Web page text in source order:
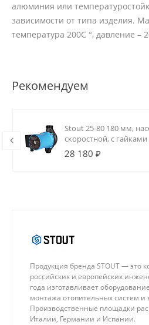
алюминия или
зависимости от типа изделия.
температура 200С °, давление –
Рекомендуем
Stout 25-80 180 мм,
скоростной, с гайками
28 180 ₽
Продукция бренда STOUT — это
российских и европейских
года изготавливает
монтажа отопительных систем и
Производственные площадки
Италии, Германии и Испании.